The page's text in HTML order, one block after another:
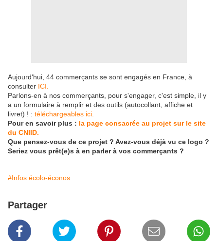
Aujourd'hui, 44 commerçants se sont engagés en France, à
consulter ICI.
Parlons-en à nos commerçants, pour s'engager, c'est simple, il y
a un formulaire à remplir et des outils (autocollant, affiche et
livret) ! : téléchargeables ici.
Pour en savoir plus : la page consacrée au projet sur le site
du CNIID.
Que pensez-vous de ce projet ? Avez-vous déjà vu ce logo ?
Seriez vous prêt(e)s à en parler à vos commerçants ?
#Infos écolo-éconos
Partager